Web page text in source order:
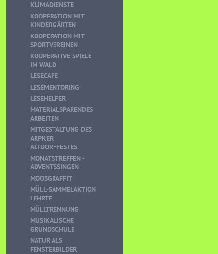
KLIMADIENSTE
KOOPERATION MIT
KINDERGÄRTEN
KOOPERATION MIT
SPORTVEREINEN
KOOPERATIVE SPIELE
IM WALD
LESECAFE
LESEMENTORING
LESEHELFER
MATERIALSPARENDES
ARBEITEN
MITGESTALTUNG DES
ARPKER
ALTDORFFESTES
MONATSTREFFEN -
ADVENTSSINGEN
MOOSGRAFFITI
MÜLL-SAMMELAKTION
LEHRTE
MÜLLTRENNUNG
MUSIKALISCHE
GRUNDSCHULE
NATUR ALS
FENSTERBILDER